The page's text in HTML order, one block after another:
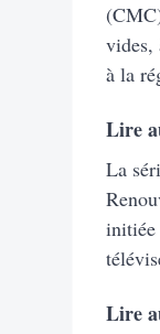
vides,
à la
Lire
La
initiée
Lire